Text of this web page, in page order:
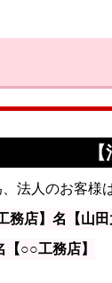
法人のお客様
店】名【山田
○○工務店】